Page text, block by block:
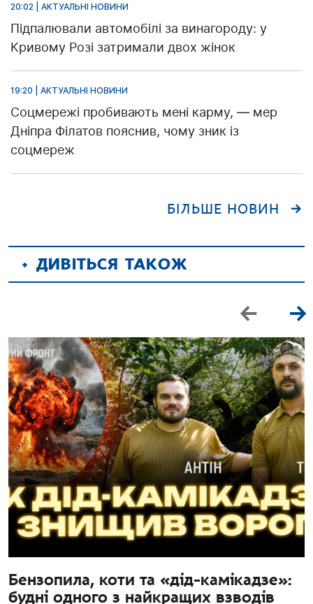
20:02 | АКТУАЛЬНІ НОВИНИ
Підпалювали автомобілі за винагороду: у
Кривому Розі затримали двох жінок
19:20 | АКТУАЛЬНІ НОВИНИ
Соцмережі пробивають мені карму, — мер
Дніпра Філатов пояснив, чому зник із
соцмереж
БІЛЬШЕ НОВИН
ДИВІТЬСЯ ТАКОЖ
Бензопила, коти та «дід-камікадзе»:
будні одного з найкращих взводів